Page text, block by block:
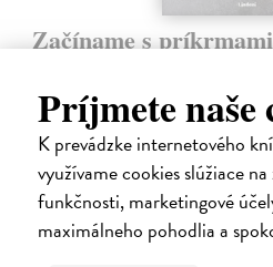
Príjmete naše
K prevádzke internetového
využívame cookies slúžiace
funkčnosti, marketingové
maximálneho pohodlia a
Začíname s príkrmami
Tereza
| Kniha
Prvé jedlo dieťatka je preň tým
rodičov zas veľkým orieškom.
Čaká sa dotlač, vychádza
dotlače
16,48 €